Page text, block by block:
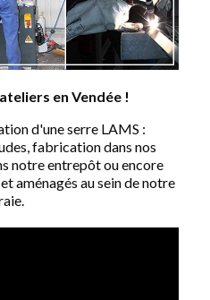
en Vendée !
d'une serre LAMS :
fabrication dans nos
notre entrepôt ou encore
aménagés au sein de notre